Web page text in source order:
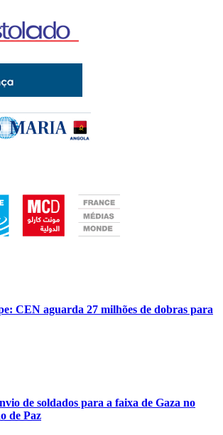
CEN aguarda 27 milhões de dobras para
de soldados para a faixa de Gaza no
de Paz